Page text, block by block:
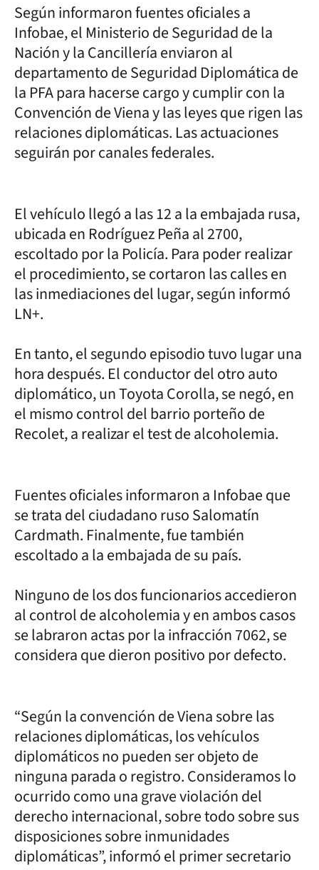
Según informaron fuentes oficiales a
Infobae, el Ministerio de Seguridad de la
Nación y la Cancillería enviaron al
departamento de Seguridad Diplomática de
la PFA para hacerse cargo y cumplir con la
Convención de Viena y las leyes que rigen las
relaciones diplomáticas. Las actuaciones
seguirán por canales federales.
El vehículo llegó a las 12 a la embajada rusa,
ubicada en Rodríguez Peña al 2700,
escoltado por la Policía. Para poder realizar
el procedimiento, se cortaron las calles en
las inmediaciones del lugar, según informó
LN+.
En tanto, el segundo episodio tuvo lugar una
hora después. El conductor del otro auto
diplomático, un Toyota Corolla, se negó, en
el mismo control del barrio porteño de
Recolet, a realizar el test de alcoholemia.
Fuentes oficiales informaron a Infobae que
se trata del ciudadano ruso Salomatín
Cardmath. Finalmente, fue también
escoltado a la embajada de su país.
Ninguno de los dos funcionarios accedieron
al control de alcoholemia y en ambos casos
se labraron actas por la infracción 7062, se
considera que dieron positivo por defecto.
“Según la convención de Viena sobre las
relaciones diplomáticas, los vehículos
diplomáticos no pueden ser objeto de
ninguna parada o registro. Consideramos lo
ocurrido como una grave violación del
derecho internacional, sobre todo sobre sus
disposiciones sobre inmunidades
diplomáticas”, informó el primer secretario